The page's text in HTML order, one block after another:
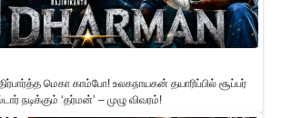
மெகா காம்போ! உலகநாயகன் தயாரிப்பில் சூப்பர்
நடிக்கும் ‘தர்மன்’ – முழு விவரம்!